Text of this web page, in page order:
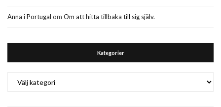
Anna i Portugal om Om att hitta tillbaka till sig själv.
Kategorier